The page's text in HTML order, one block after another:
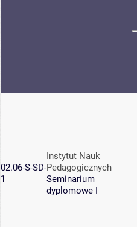
02.06-S-SD-
1
Instytut Nauk
Pedagogicznych
Seminarium
dyplomowe I